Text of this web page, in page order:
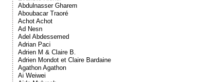
Abdulnasser Gharem
Aboubacar Traoré
Achot Achot
Ad Nesn
Adel Abdessemed
Adrian Paci
Adrien M & Claire B.
Adrien Mondot et Claire Bardaine
Agathon Agathon
Ai Weiwei